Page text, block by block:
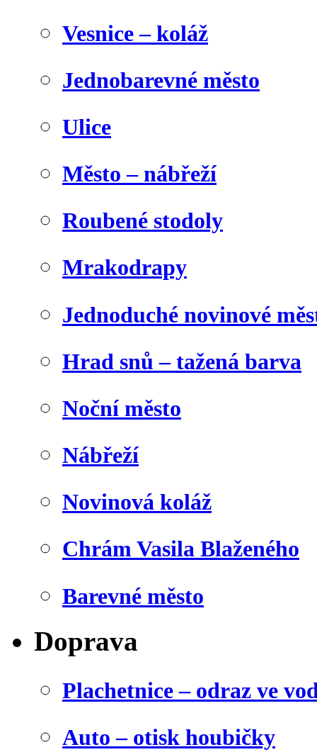
Vesnice – koláž
Jednobarevné město
Ulice
Město – nábřeží
Roubené stodoly
Mrakodrapy
Jednoduché novinové
Hrad snů – tažená barva
Noční město
Nábřeží
Novinová koláž
Chrám Vasila Blaženého
Barevné město
Doprava
Plachetnice – odraz ve
Auto – otisk houbičky